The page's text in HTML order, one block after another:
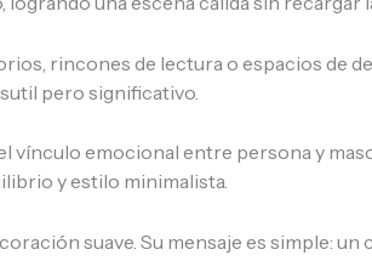
rincones de lectura o espacios de
pero significativo.
emocional entre persona y
y estilo minimalista.
suave. Su mensaje es simple: un